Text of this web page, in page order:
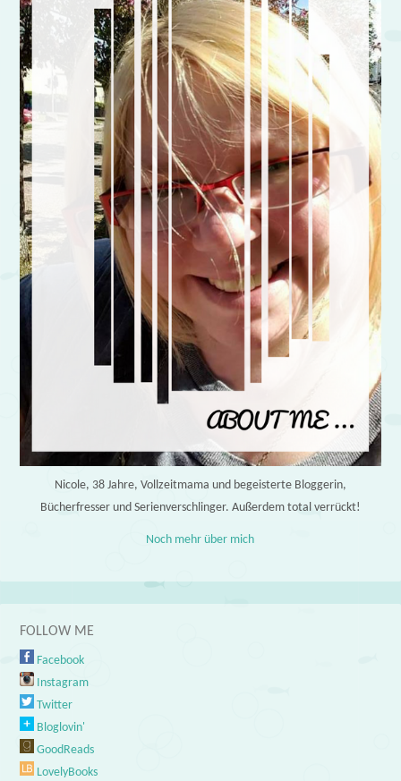
Nicole, 38 Jahre, Vollzeitmama und begeisterte Bloggerin,
Bücherfresser und Serienverschlinger. Außerdem total verrückt!
Noch mehr über mich
FOLLOW ME
Facebook
Instagram
Twitter
Bloglovin'
GoodReads
LovelyBooks